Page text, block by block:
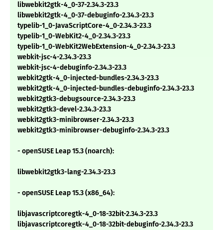
libwebkit2gtk-4_0-37-2.34.3-23.3
libwebkit2gtk-4_0-37-debuginfo-2.34.3-23.3
typelib-1_0-JavaScriptCore-4_0-2.34.3-23.3
typelib-1_0-WebKit2-4_0-2.34.3-23.3
typelib-1_0-WebKit2WebExtension-4_0-2.34.3-23.3
webkit-jsc-4-2.34.3-23.3
webkit-jsc-4-debuginfo-2.34.3-23.3
webkit2gtk-4_0-injected-bundles-2.34.3-23.3
webkit2gtk-4_0-injected-bundles-debuginfo-2.34.3-23.3
webkit2gtk3-debugsource-2.34.3-23.3
webkit2gtk3-devel-2.34.3-23.3
webkit2gtk3-minibrowser-2.34.3-23.3
webkit2gtk3-minibrowser-debuginfo-2.34.3-23.3
- openSUSE Leap 15.3 (noarch):
libwebkit2gtk3-lang-2.34.3-23.3
- openSUSE Leap 15.3 (x86_64):
libjavascriptcoregtk-4_0-18-32bit-2.34.3-23.3
libjavascriptcoregtk-4_0-18-32bit-debuginfo-2.34.3-23.3